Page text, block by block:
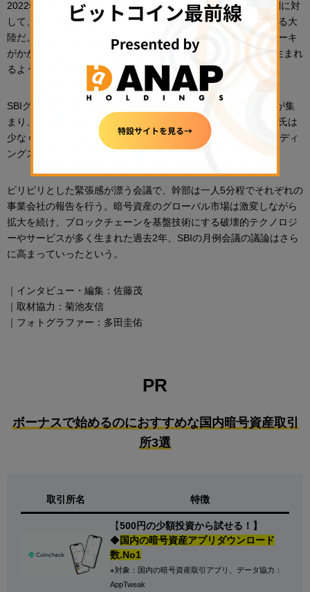
2022年、「海外投資担当として注目する国・地域は？」の質問に対
して、仁位氏は、「アフリカは地球唯一の人口ボーナスを抱える大
陸だ。中国ではクリプト（暗号資産）業界における投資のブレーキ
がかかった。インドは、一週間に1社のペースでユニコーンが生まれ
るような大国だ」とコメントした。
SBIグループでは、月に一度、本社の会議室に20名ほどの幹部が集
まり、「暗号資産月例会議」という名の会議が行われる。仁位氏は
少なくとも2年間、この会議に参加してきた。当然、SBIホールディ
ングスの北尾吉孝社長も出席する。
ピリピリとした緊張感が漂う会議で、幹部は一人5分程でそれぞれの
事業会社の報告を行う。暗号資産のグローバル市場は激変しながら
拡大を続け、ブロックチェーンを基盤技術にする破壊的テクノロジ
ーやサービスが多く生まれた過去2年、SBIの月例会議の議論はさら
に高まっていったという。
｜インタビュー・編集：佐藤茂
｜取材協力：菊池友信
｜フォトグラファー：多田圭佑
PR
ボーナスで始めるのにおすすめな国内暗号資産取引
所3選
取引所名 特徴
【500円の少額投資から試せる！】
◆国内の暗号資産アプリダウンロード
数.No1
※対象：国内の暗号資産取引アプリ、データ協力：
AppTweak